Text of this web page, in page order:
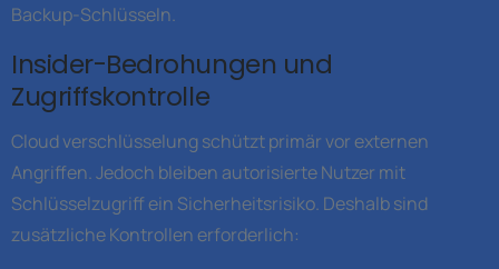
Backup-Schlüsseln.
Insider-Bedrohungen und
Zugriffskontrolle
Cloud verschlüsselung schützt primär vor externen
Angriffen. Jedoch bleiben autorisierte Nutzer mit
Schlüsselzugriff ein Sicherheitsrisiko. Deshalb sind
zusätzliche Kontrollen erforderlich: